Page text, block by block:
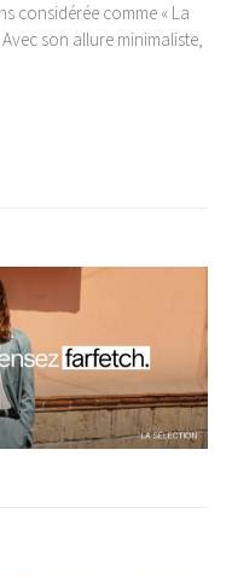
considérée comme « La
son allure minimaliste,